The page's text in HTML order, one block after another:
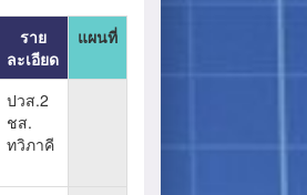
ราย
ละเอียด
แผนที่
ปวส.2
ชส.
ทวิภาคี